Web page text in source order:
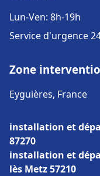
Lun-Ven: 8h-19h
Service d'urgence
Zone
Eyguières, France
installation et
87270
installation et
lès Metz 57210